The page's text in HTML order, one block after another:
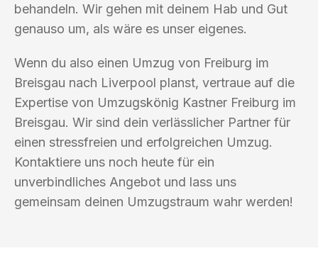
behandeln. Wir gehen mit deinem Hab und Gut
genauso um, als wäre es unser eigenes.
Wenn du also einen Umzug von Freiburg im
Breisgau nach Liverpool planst, vertraue auf die
Expertise von Umzugskönig Kastner Freiburg im
Breisgau. Wir sind dein verlässlicher Partner für
einen stressfreien und erfolgreichen Umzug.
Kontaktiere uns noch heute für ein
unverbindliches Angebot und lass uns
gemeinsam deinen Umzugstraum wahr werden!